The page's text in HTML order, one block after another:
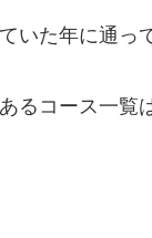
いた年に通っ
るコース一覧